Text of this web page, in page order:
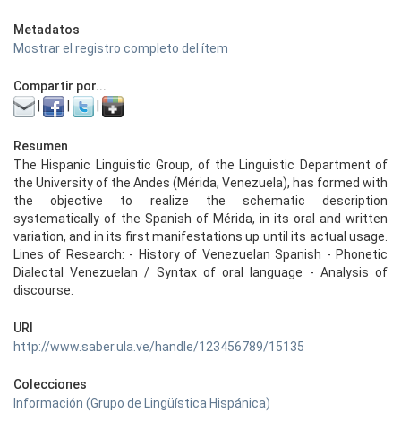
Metadatos
Mostrar el registro completo del ítem
Compartir por...
Resumen
The Hispanic Linguistic Group, of the Linguistic Department of
the University of the Andes (Mérida, Venezuela), has formed with
the objective to realize the schematic description
systematically of the Spanish of Mérida, in its oral and written
variation, and in its first manifestations up until its actual usage.
Lines of Research: - History of Venezuelan Spanish - Phonetic
Dialectal Venezuelan / Syntax of oral language - Analysis of
discourse.
URI
http://www.saber.ula.ve/handle/123456789/15135
Colecciones
Información (Grupo de Lingüística Hispánica)